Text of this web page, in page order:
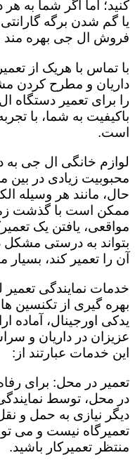
کنید؛ اما اگر شما به هر
یا گم شدن برگه
فروش ال جی بهره مند
با تماس با هریک از
داریان و مطرح کردن
را برای تعمیر دستگاه
باکیفیت به شما، با
است.
لوازم خانگی ال جی به
محبوبیت زیادی در بین
حال، مانند هر وسیله
ممکن است با گذشت
مواقعی، یافتن یک
بتواند به درستی
آن را تعمیر کند،
خدمات نمایندگی تعمیر
بهره گیری از تکنسین
یدکی اورجینال، آماده
عزیزان در داریان و
این خدمات عبارتند از:
تعمیر در محل: برای
در محل، توسط
دیگر نیازی به حمل و
تعمیرگاه نیست و می
منتظر تعمیرکار باشید.